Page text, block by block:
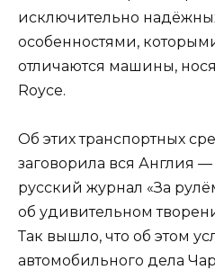
исключительно
особенностями,
отличаются машины,
Royce.
Об этих транспортных
заговорила вся Англия —
русский журнал «За
об удивительном
Так вышло, что об этом
автомобильного дела